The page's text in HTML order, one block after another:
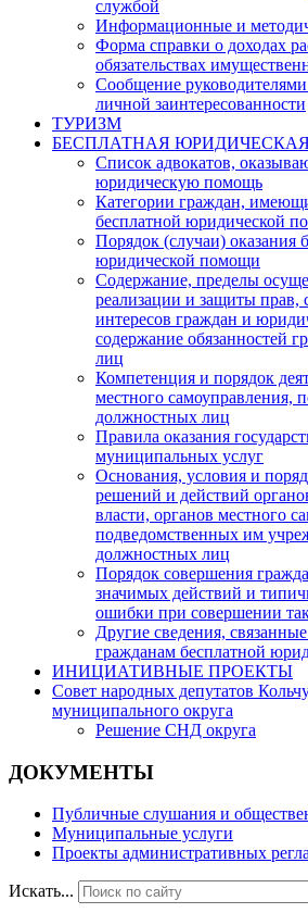
службой
Информационные и
Форма справки о доходах
обязательствах
Сообщение
личной заинтересованности
ТУРИЗМ
БЕСПЛАТНАЯ
Список адвокатов,
юридическую помощь
Категории граждан,
бесплатной юридической
Порядок (случаи) оказания
юридической помощи
Содержание, пределы
реализации и защиты прав,
интересов граждан и
содержание обязанностей
лиц
Компетенция и порядок
местного самоуправления,
должностных лиц
Правила оказания
муниципальных услуг
Основания, условия и
решений и действий
власти, органов местного
подведомственных им
должностных лиц
Порядок совершения
значимых действий и
ошибки при совершении
Другие сведения,
гражданам бесплатной
ИНИЦИАТИВНЫЕ ПРОЕКТЫ
Совет народных депутатов
муниципального округа
Решение СНД округа
ДОКУМЕНТЫ
Публичные слушания и
Муниципальные услуги
Проекты административных
Искать...